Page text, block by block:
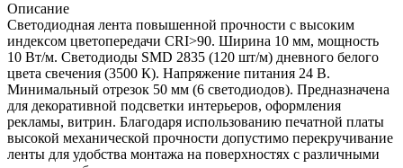
Описание
Светодиодная лента повышенной прочности с высоким
индексом цветопередачи CRI>90. Ширина 10 мм, мощность
10 Вт/м. Светодиоды SMD 2835 (120 шт/м) дневного белого
цвета свечения (3500 К). Напряжение питания 24 В.
Минимальный отрезок 50 мм (6 светодиодов). Предназначена
для декоративной подсветки интерьеров, оформления
рекламы, витрин. Благодаря использованию печатной платы
высокой механической прочности допустимо перекручивание
ленты для удобства монтажа на поверхностях с различными